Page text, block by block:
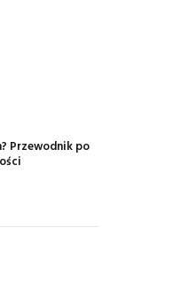
Przewodnik po